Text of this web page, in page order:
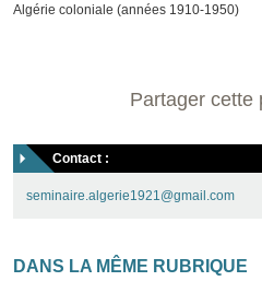
Algérie coloniale (années 1910-1950)
Partager cette
Contact :
seminaire.algerie1921@gmail.com
DANS LA MÊME RUBRIQUE